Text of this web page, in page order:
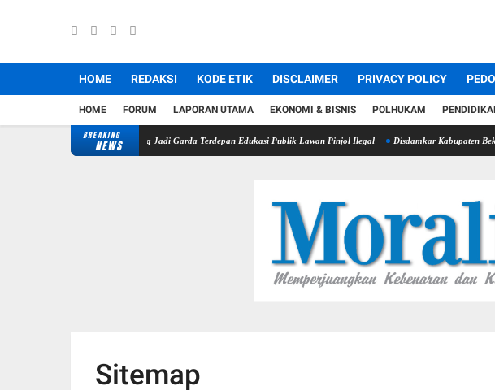
HOME REDAKSI KODE ETIK DISCLAIMER PRIVACY POLICY
HOME FORUM LAPORAN UTAMA EKONOMI & BISNIS POLHUKAM
BREAKING
NEWS
Pindar, Pers Didorong Jadi Garda Terdepan Edukasi Publik Lawan Pinjol Ilegal Disdamkar Kabupaten Bekasi Bidik
Sitemap